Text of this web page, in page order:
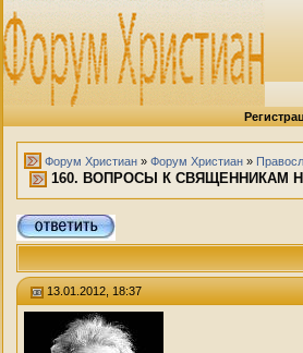
Форум Христиан » Форум Христиан »
160. ВОПРОСЫ К СВЯЩЕННИКАМ
13.01.2012, 18:37